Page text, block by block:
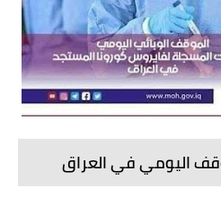
اليومي في العراق